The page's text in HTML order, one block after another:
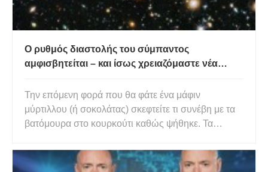
Ο ρυθμός διαστολής του σύμπαντος
αμφισβητείται – και ίσως χρειαζόμαστε νέα
Την επόμενη φορά που θα φάτε ένα μάφιν
μύρτιλλου (ή σοκολάτας) σκεφτείτε τι συνέβη με τα
βατόμουρα στο κουρκούτι καθώς ψήθηκε. Τα
καθώς το μάφιν επεκτάθηκε άρχισαν να
απομακρύνονται το ένα από το άλλο. Αν